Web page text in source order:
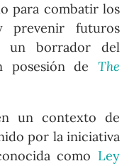
para combatir los
prevenir futuros
un borrador del
posesión de The
un contexto de
por la iniciativa
como Ley